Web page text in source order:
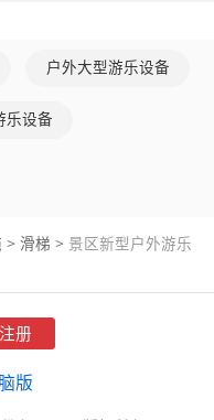
户外大型游乐设备
乐设备
> 滑梯 > 景区新型户外游乐
注册
版